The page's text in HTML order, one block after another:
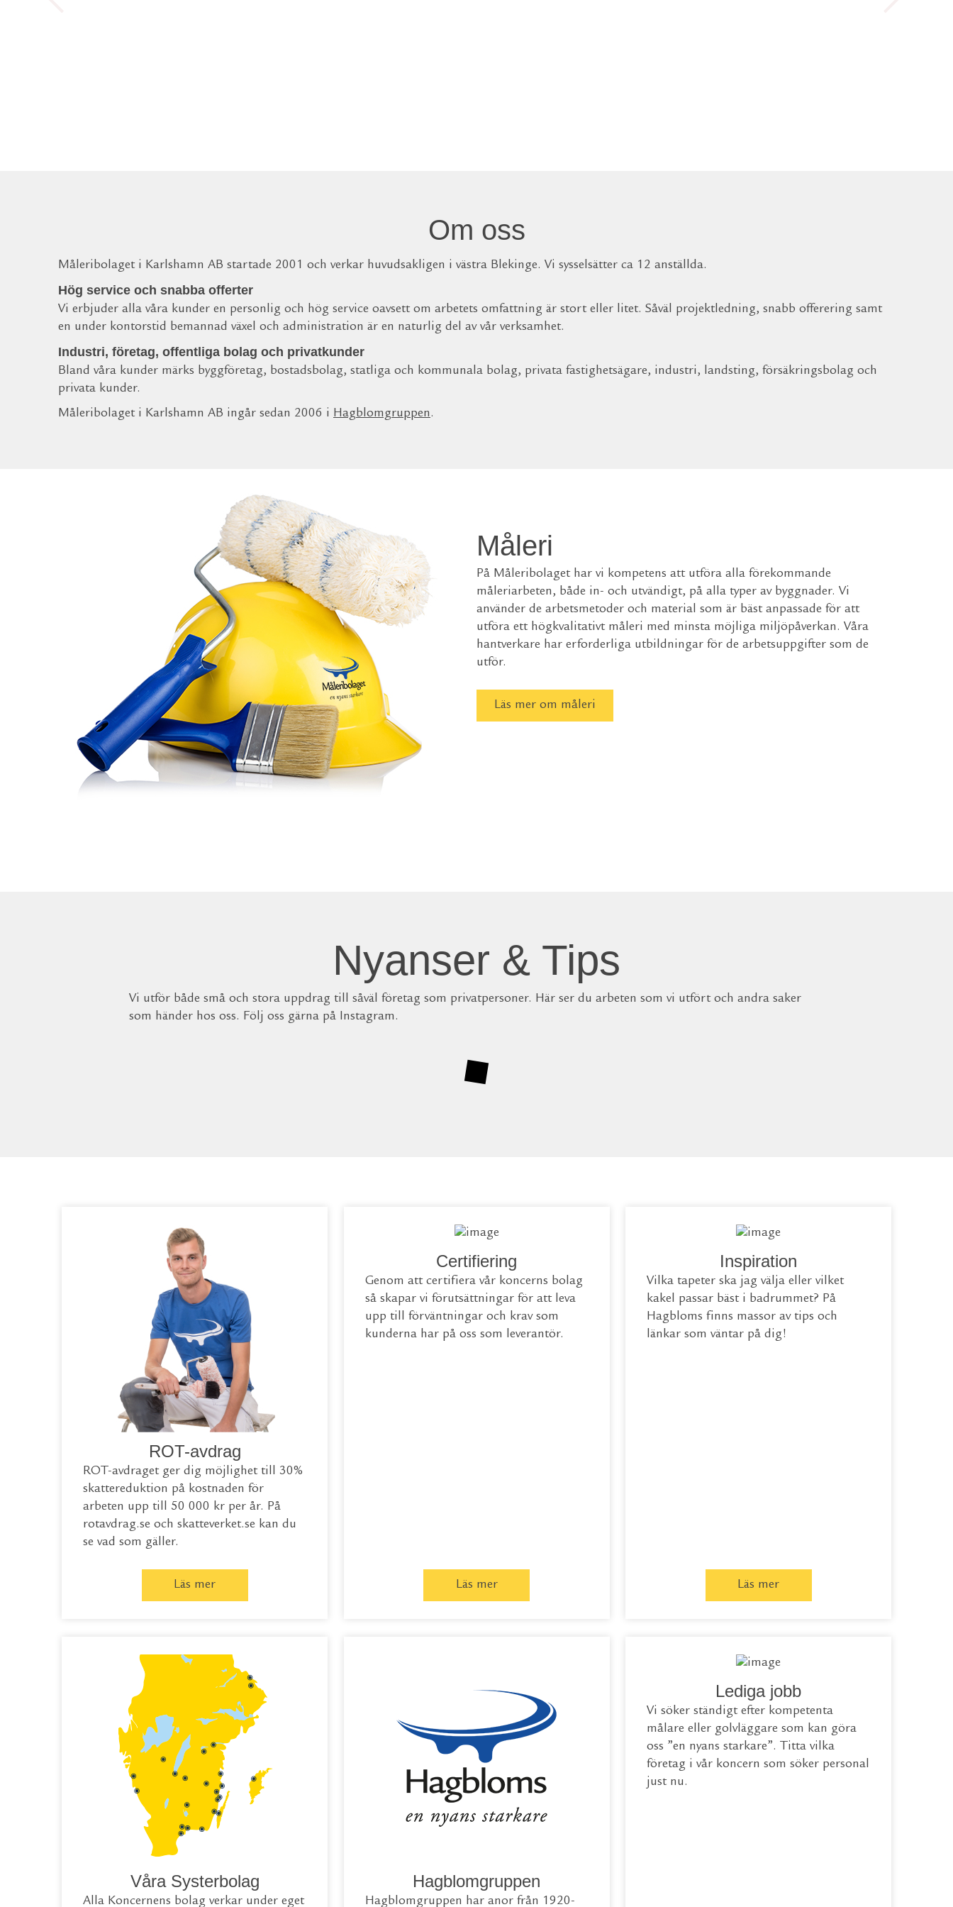
Om oss
Måleribolaget i Karlshamn AB startade 2001 och verkar huvudsakligen i västra Blekinge. Vi sysselsätter ca 12 anställda.
Hög service och snabba offerter
Vi erbjuder alla våra kunder en personlig och hög service oavsett om arbetets omfattning är stort eller litet. Såväl projektledning, snabb offerering samt
en under kontorstid bemannad växel och administration är en naturlig del av vår verksamhet.
Industri, företag, offentliga bolag och privatkunder
Bland våra kunder märks byggföretag, bostadsbolag, statliga och kommunala bolag, privata fastighetsägare, industri, landsting, försäkringsbolag och
privata kunder.
Måleribolaget i Karlshamn AB ingår sedan 2006 i Hagblomgruppen.
Måleri
På Måleribolaget har vi kompetens att utföra alla förekommande
måleriarbeten, både in- och utvändigt, på alla typer av byggnader. Vi
använder de arbetsmetoder och material som är bäst anpassade för att
utföra ett högkvalitativt måleri med minsta möjliga miljöpåverkan. Våra
hantverkare har erforderliga utbildningar för de arbetsuppgifter som de
utför.
Läs mer om måleri
Nyanser & Tips
Vi utför både små och stora uppdrag till såväl företag som privatpersoner. Här ser du arbeten som vi utfört och andra saker
som händer hos oss. Följ oss gärna på Instagram.
ROT-avdrag
ROT-avdraget ger dig möjlighet till 30%
skattereduktion på kostnaden för
arbeten upp till 50 000 kr per år. På
rotavdrag.se och skatteverket.se kan du
se vad som gäller.
Läs mer
Certifiering
Genom att certifiera vår koncerns bolag
så skapar vi förutsättningar för att leva
upp till förväntningar och krav som
kunderna har på oss som leverantör.
Läs mer
Inspiration
Vilka tapeter ska jag välja eller vilket
kakel passar bäst i badrummet? På
Hagbloms finns massor av tips och
länkar som väntar på dig!
Läs mer
Våra Systerbolag
Alla Koncernens bolag verkar under eget
Hagblomgruppen
Hagblomgruppen har anor från 1920-
Lediga jobb
Vi söker ständigt efter kompetenta
målare eller golvläggare som kan göra
oss ”en nyans starkare”. Titta vilka
företag i vår koncern som söker personal
just nu.